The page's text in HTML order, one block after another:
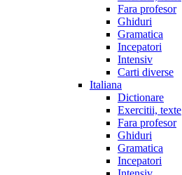
Fara profesor
Ghiduri
Gramatica
Incepatori
Intensiv
Carti diverse
Italiana
Dictionare
Exercitii, texte
Fara profesor
Ghiduri
Gramatica
Incepatori